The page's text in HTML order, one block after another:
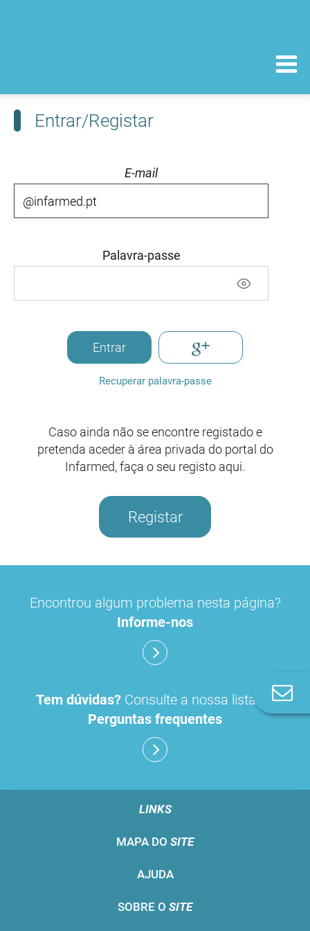
Entrar/Registar
E-mail
Palavra-passe
Entrar
Recuperar palavra-passe
Caso ainda não se encontre registado e
pretenda aceder à área privada do portal do
Infarmed, faça o seu registo aqui.
Registar
Encontrou algum problema nesta página?
Informe-nos
Tem dúvidas? Consulte a nossa lista de
Perguntas frequentes
LINKS
MAPA DO SITE
AJUDA
SOBRE O SITE